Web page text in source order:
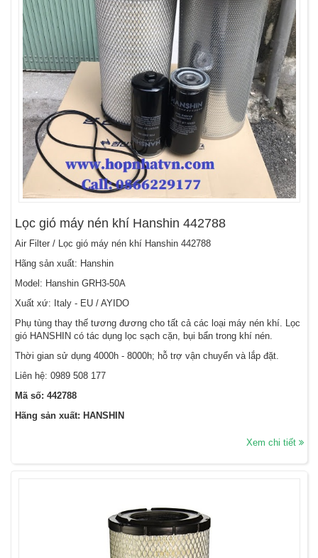
Lọc gió máy nén khí Hanshin 442788
Air Filter / Lọc gió máy nén khí Hanshin 442788
Hãng sản xuất: Hanshin
Model: Hanshin GRH3-50A
Xuất xứ: Italy - EU / AYIDO
Phụ tùng thay thế tương đương cho tất cả các loại máy nén khí. Lọc
gió HANSHIN có tác dụng lọc sạch cặn, bụi bẩn trong khí nén.
Thời gian sử dụng 4000h - 8000h; hỗ trợ vận chuyển và lắp đặt.
Liên hệ: 0989 508 177
Mã số: 442788
Hãng sản xuất: HANSHIN
Xem chi tiết